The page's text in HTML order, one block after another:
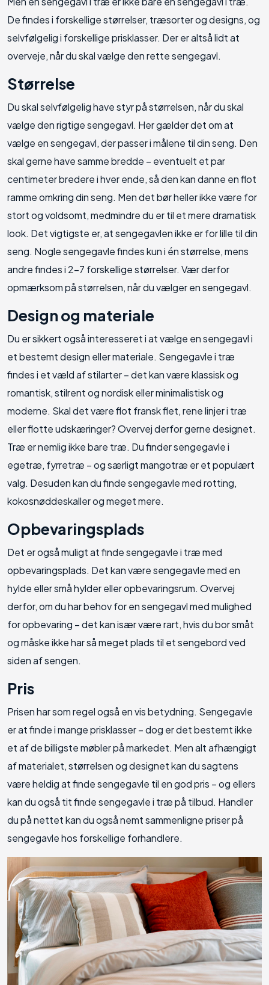
De findes i forskellige størrelser, træsorter og designs, og
selvfølgelig i forskellige prisklasser. Der er altså lidt at
overveje, når du skal vælge den rette sengegavl.
Størrelse
Du skal selvfølgelig have styr på størrelsen, når du skal
vælge den rigtige sengegavl. Her gælder det om at
vælge en sengegavl, der passer i målene til din seng. Den
skal gerne have samme bredde – eventuelt et par
centimeter bredere i hver ende, så den kan danne en flot
ramme omkring din seng. Men det bør heller ikke være for
stort og voldsomt, medmindre du er til et mere dramatisk
look. Det vigtigste er, at sengegavlen ikke er for lille til din
seng. Nogle sengegavle findes kun i én størrelse, mens
andre findes i 2-7 forskellige størrelser. Vær derfor
opmærksom på størrelsen, når du vælger en sengegavl.
Design og materiale
Du er sikkert også interesseret i at vælge en sengegavl i
et bestemt design eller materiale. Sengegavle i træ
findes i et væld af stilarter – det kan være klassisk og
romantisk, stilrent og nordisk eller minimalistisk og
moderne. Skal det være flot fransk flet, rene linjer i træ
eller flotte udskæringer? Overvej derfor gerne designet.
Træ er nemlig ikke bare træ. Du finder sengegavle i
egetræ, fyrretræ – og særligt mangotræ er et populært
valg. Desuden kan du finde sengegavle med rotting,
kokosnøddeskaller og meget mere.
Opbevaringsplads
Det er også muligt at finde sengegavle i træ med
opbevaringsplads. Det kan være sengegavle med en
hylde eller små hylder eller opbevaringsrum. Overvej
derfor, om du har behov for en sengegavl med mulighed
for opbevaring – det kan især være rart, hvis du bor småt
og måske ikke har så meget plads til et sengebord ved
siden af sengen.
Pris
Prisen har som regel også en vis betydning. Sengegavle
er at finde i mange prisklasser – dog er det bestemt ikke
et af de billigste møbler på markedet. Men alt afhængigt
af materialet, størrelsen og designet kan du sagtens
være heldig at finde sengegavle til en god pris – og ellers
kan du også tit finde sengegavle i træ på tilbud. Handler
du på nettet kan du også nemt sammenligne priser på
sengegavle hos forskellige forhandlere.